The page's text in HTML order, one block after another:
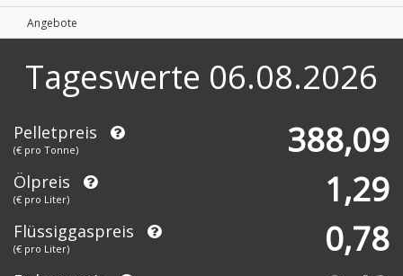
Angebote
Tageswerte 06.08.2026
Pelletpreis
(€ pro Tonne) 388,09
Ölpreis
(€ pro Liter) 1,29
Flüssiggaspreis
(€ pro Liter) 0,78